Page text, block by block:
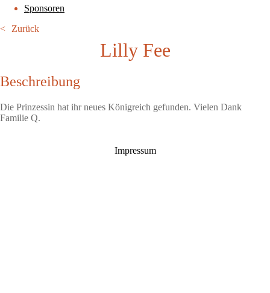
Sponsoren
Zurück
Lilly Fee
Beschreibung
Die Prinzessin hat ihr neues Königreich gefunden. Vielen Dank
Familie Q.
Impressum